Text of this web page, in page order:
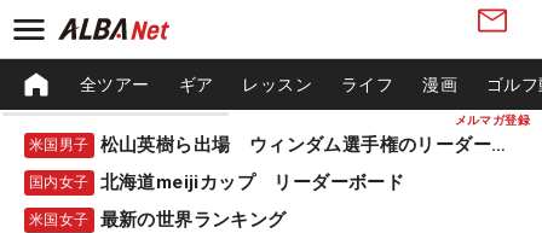
メルマガ登録
全ツアー ギア レッスン ライフ 漫画 ゴル
米国男子 松山英樹ら出場 ウィンダム選手権のリーダーボード
国内女子 北海道meijiカップ リーダーボード
米国女子 最新の世界ランキング